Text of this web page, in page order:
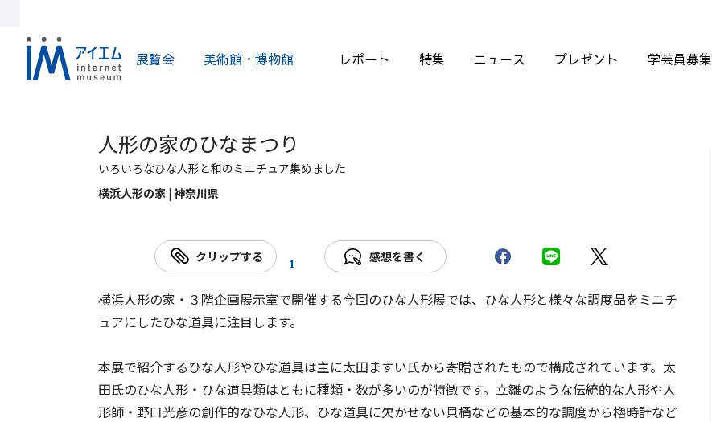
展覧会 美術館・博物館 レポート 特集 ニュース プレゼント 学芸員募集
人形の家のひなまつり
いろいろなひな人形と和のミニチュア集めました
横浜人形の家 | 神奈川県
クリップする 1 感想を書く
横浜人形の家・３階企画展示室で開催する今回のひな人形展では、ひな人形と様々な調度品をミニチ
ュアにしたひな道具に注目します。
本展で紹介するひな人形やひな道具は主に太田ますい氏から寄贈されたもので構成されています。太
田氏のひな人形・ひな道具類はともに種類・数が多いのが特徴です。立雛のような伝統的な人形や人
形師・野口光彦の創作的なひな人形、ひな道具に欠かせない貝桶などの基本的な調度から櫓時計など